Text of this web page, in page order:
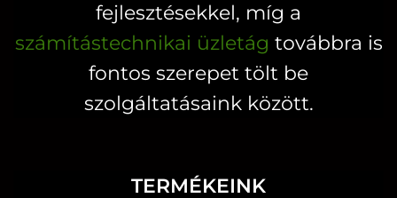
fejlesztésekkel, míg a
számítástechnikai üzletág továbbra is
fontos szerepet tölt be
szolgáltatásaink között.
TERMÉKEINK